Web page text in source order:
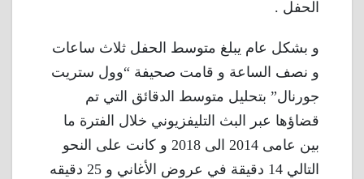
الحفل .
و بشكل عام يبلغ متوسط ​​الحفل ثلاث ساعات
و نصف الساعة و قامت صحيفة “وول ستريت
جورنال” بتحليل متوسط ​​الدقائق التي تم
قضاؤها عبر البث التليفزيوني خلال الفترة ما
بين عامى 2014 الى 2018 و كانت على النحو
التالي 14 دقيقة في عروض الأغاني و 25 دقيقه